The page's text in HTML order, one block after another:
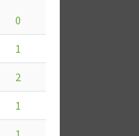
0
1
2
1